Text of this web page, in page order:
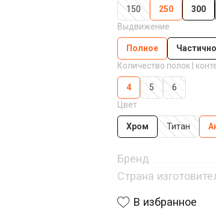
150 250 300
Выдвижение
Полное
Количество полок |
4 5
6
Цвет
Хром Титан
Бренд
Страна
В избранное